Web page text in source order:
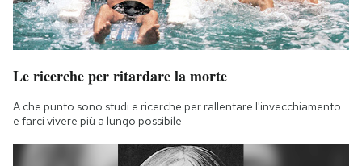
Le ricerche per ritardare la morte
A che punto sono studi e ricerche per rallentare l'invecchiamento
e farci vivere più a lungo possibile